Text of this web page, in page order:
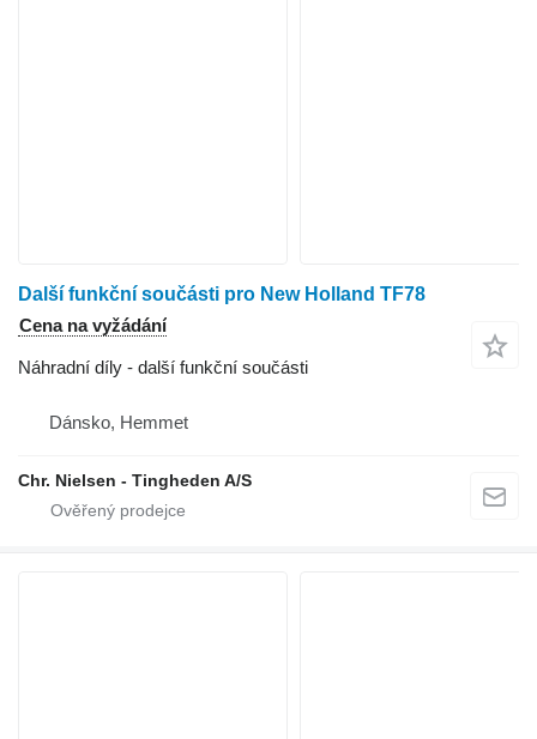
Další funkční součásti pro New Holland TF78
Cena na vyžádání
Náhradní díly - další funkční součásti
Dánsko, Hemmet
Chr. Nielsen - Tingheden A/S